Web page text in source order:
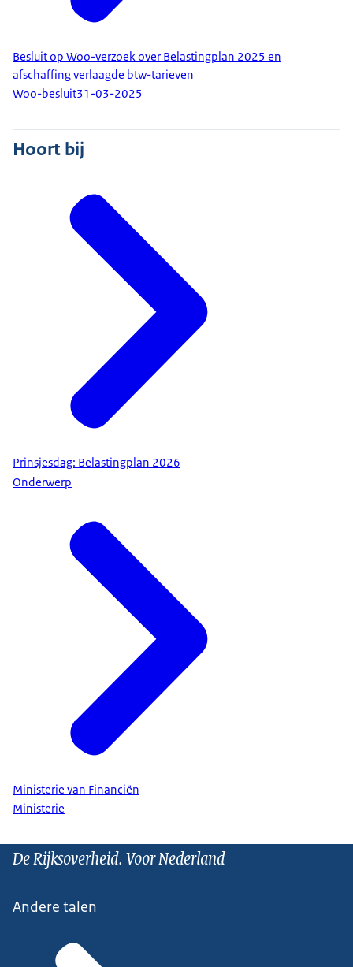
Besluit op Woo-verzoek over Belastingplan 2025 en
afschaffing verlaagde btw-tarieven
Woo-besluit31-03-2025
Hoort bij
Prinsjesdag: Belastingplan 2026
Onderwerp
Ministerie van Financiën
Ministerie
De Rijksoverheid. Voor Nederland
Andere talen